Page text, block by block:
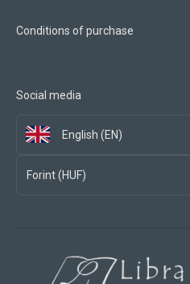
Conditions of purchase
Social media
English (EN)
Forint (HUF)